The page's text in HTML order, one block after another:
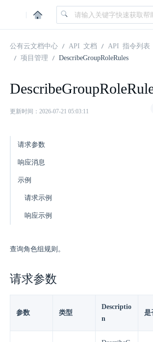
|
公有云文档中心 API 文档 API 指令列表
项目管理
DescribeGroupRoleRules
更新时间：2026-07-21 05:03:11
请求参数
响应消息
示例
请求示例
响应示例
查询角色组规则。
请求参数
参数 类型
Descriptio
n
是